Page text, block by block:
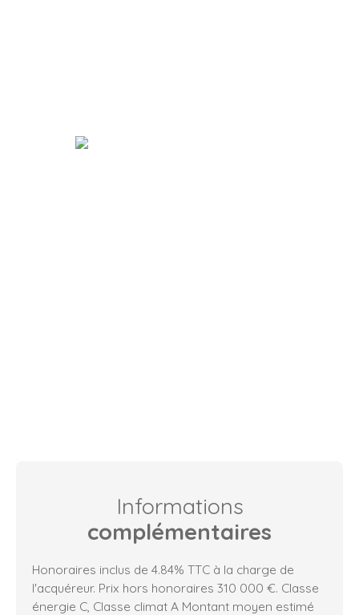
Informations
complémentaires
Honoraires inclus de 4.84% TTC à la charge de
l'acquéreur. Prix hors honoraires 310 000 €. Classe
énergie C, Classe climat A Montant moyen estimé